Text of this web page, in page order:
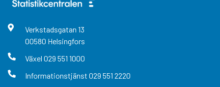
Verkstadsgatan 13
00580 Helsingfors
Växel 029 551 1000
Informationstjänst 029 551 2220